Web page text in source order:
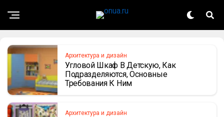
Архитектура и дизайн
Угловой Шкаф В Детскую, Как
Подразделяются, Основные
Требования К Ним
Архитектура и дизайн